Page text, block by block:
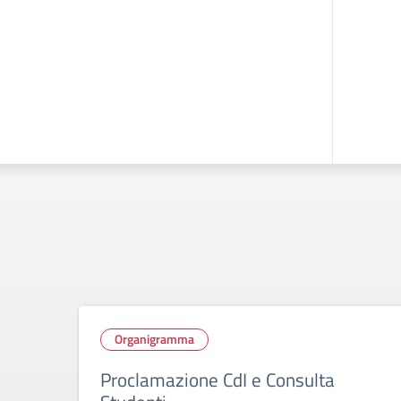
Organigramma
Proclamazione CdI e Consulta